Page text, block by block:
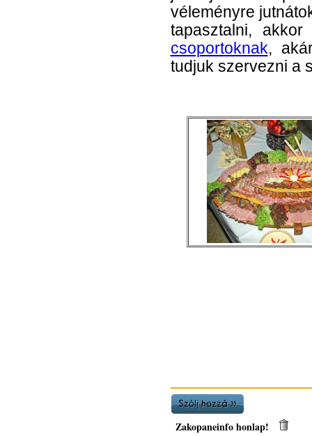
véleményre
tapasztalni,
csoportoknak,
tudjuk szervezni a
Zakopaneinfo honlap!